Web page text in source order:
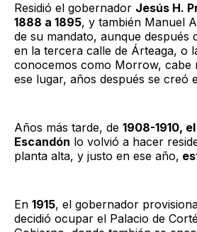
Residió el gobernador Jesús H.
1888 a 1895, y también Manuel
de su mandato, aunque después
en la tercera calle de Árteaga, o
conocemos como Morrow, cabe
ese lugar, años después se creó
Años más tarde, de 1908-1910,
Escandón lo volvió a hacer
planta alta, y justo en ese año,
En 1915, el gobernador
decidió ocupar el Palacio de